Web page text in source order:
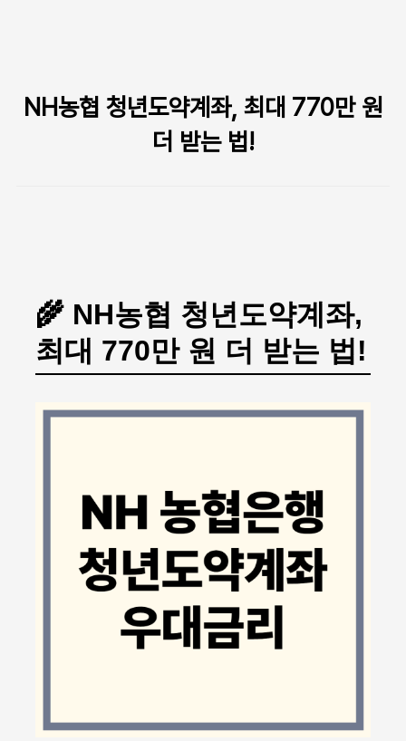
NH농협 청년도약계좌, 최대 770만 원
더 받는 법!
🌾 NH농협 청년도약계좌,
최대 770만 원 더 받는 법!